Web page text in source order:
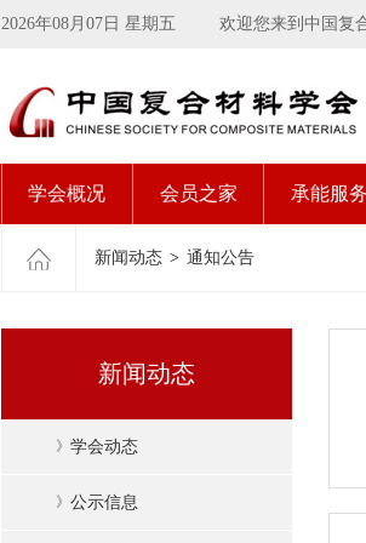
2026年08月07日 星期五 欢迎您来到中国复
学会概况 会员之家 承能服
新闻动态 > 通知公告
新闻动态
》 学会动态
》 公示信息